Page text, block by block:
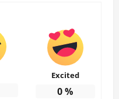
Excited
0%